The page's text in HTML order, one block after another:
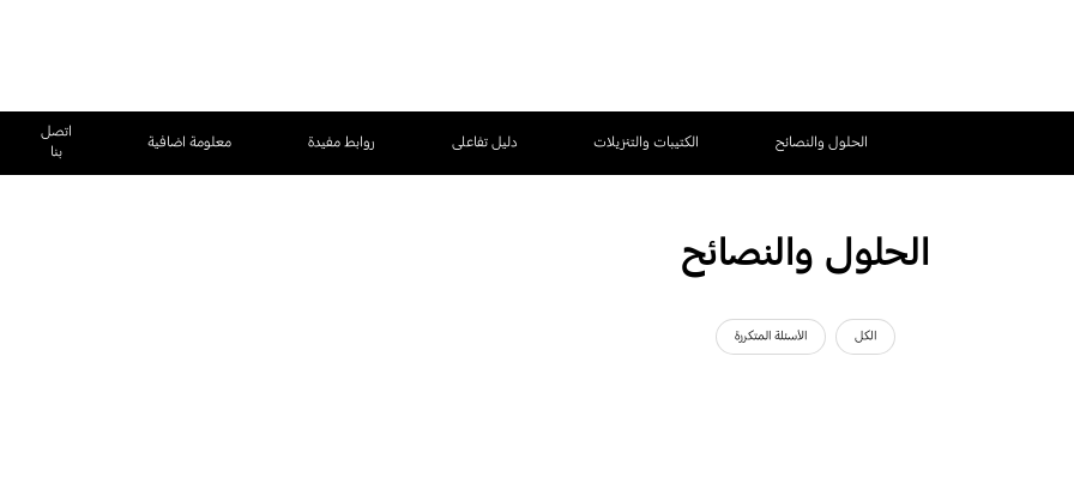
الحلول والنصائح الكتيبات والتنزيلات دليل تفاعلى روابط مفيدة معلومة اضافية
اتصل
بنا
الحلول والنصائح
الكل الأسئلة المتكررة